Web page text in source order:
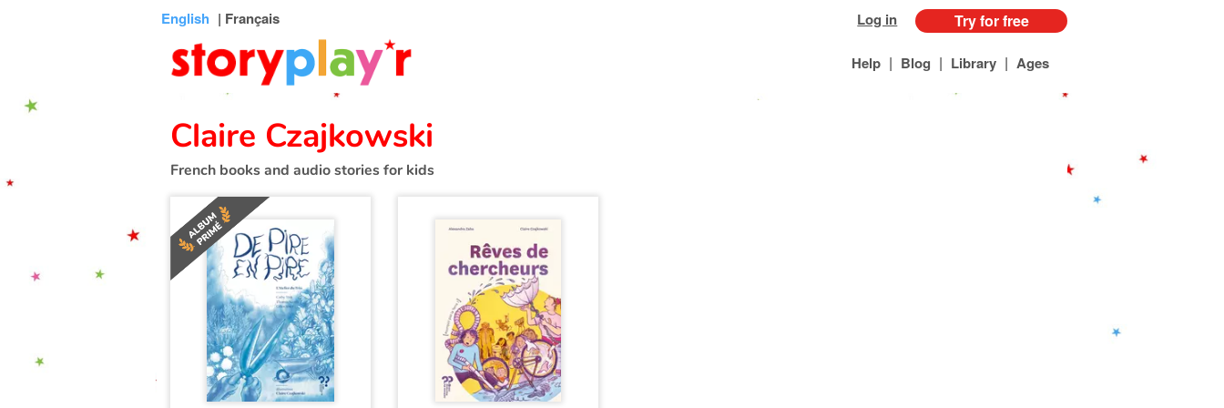
English | Français Log in Try for free
Help | Blog | Library | Ages
Claire Czajkowski
French books and audio stories for kids